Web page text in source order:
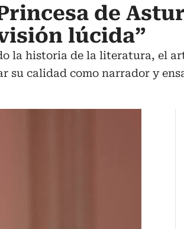
de
lúcida”
la historia de la literatura, el
su calidad como narrador y